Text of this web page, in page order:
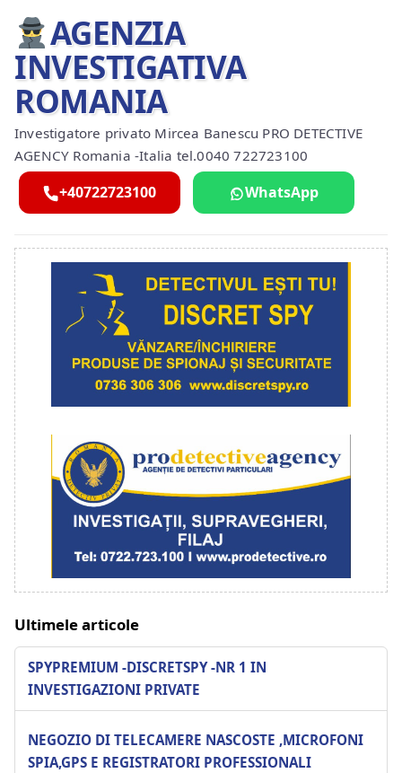
AGENZIA
INVESTIGATIVA
ROMANIA
Investigatore privato Mircea Banescu PRO DETECTIVE
AGENCY Romania -Italia tel.0040 722723100
+40722723100 WhatsApp
Ultimele articole
SPYPREMIUM -DISCRETSPY -NR 1 IN
INVESTIGAZIONI PRIVATE
NEGOZIO DI TELECAMERE NASCOSTE ,MICROFONI
SPIA,GPS E REGISTRATORI PROFESSIONALI